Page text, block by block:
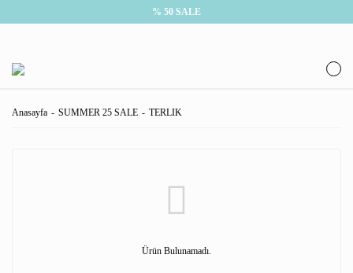
% 50 SALE
Anasayfa SUMMER 25 SALE TERLIK
Ürün Bulunamadı.